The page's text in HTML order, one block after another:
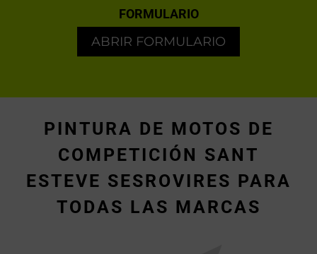
FORMULARIO
ABRIR FORMULARIO
PINTURA DE MOTOS DE
COMPETICIÓN SANT
ESTEVE SESROVIRES PARA
TODAS LAS MARCAS